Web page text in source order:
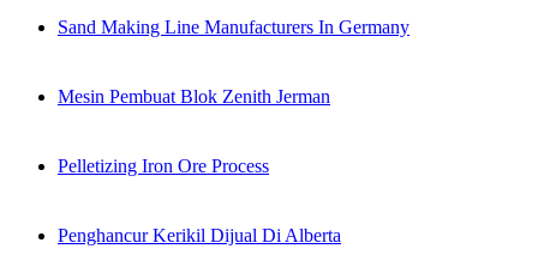
Sand Making Line Manufacturers In Germany
Mesin Pembuat Blok Zenith Jerman
Pelletizing Iron Ore Process
Penghancur Kerikil Dijual Di Alberta